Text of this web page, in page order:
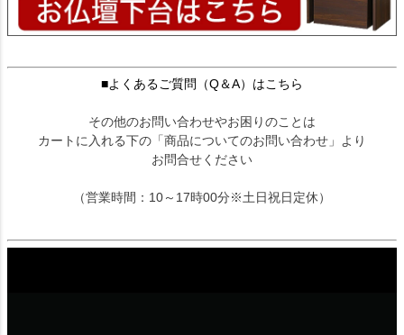
■よくあるご質問（Q＆A）はこちら
その他のお問い合わせやお困りのことは
カートに入れる下の「商品についてのお問い合わせ」より
お問合せください
（営業時間：10～17時00分※土日祝日定休）